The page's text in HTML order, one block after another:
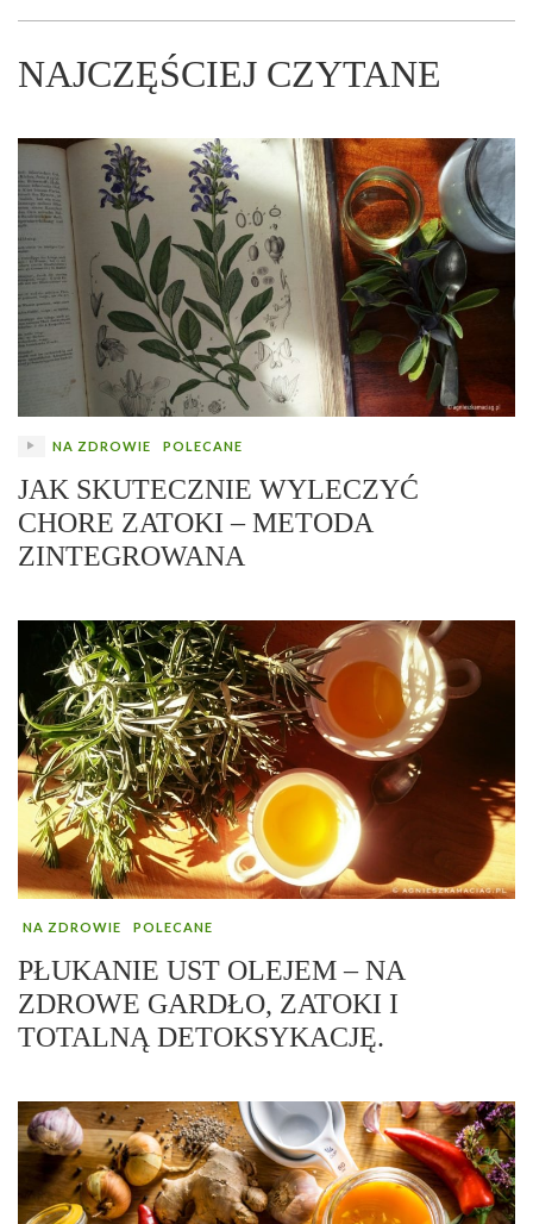
NAJCZĘŚCIEJ CZYTANE
NA ZDROWIE POLECANE
JAK SKUTECZNIE WYLECZYĆ
CHORE ZATOKI – METODA
ZINTEGROWANA
NA ZDROWIE POLECANE
PŁUKANIE UST OLEJEM – NA
ZDROWE GARDŁO, ZATOKI I
TOTALNĄ DETOKSYKACJĘ.